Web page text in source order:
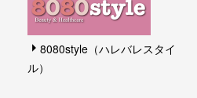
8080style（ハレバレスタイ
ル）